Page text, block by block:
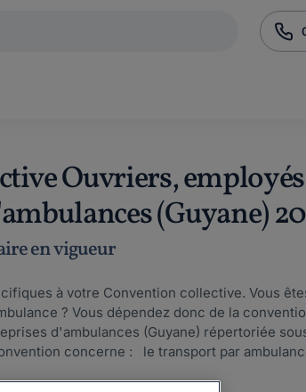
Ouvriers,
(Guyane)
en vigueur
à votre Convention collective. Vous
? Vous dépendez donc de la
d'ambulances (Guyane) répertoriée
concerne : le transport par